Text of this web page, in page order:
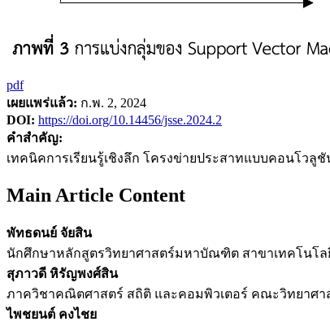
pdf
เผยแพร่แล้ว: ก.พ. 2, 2024
DOI: https://doi.org/10.14456/jsse.2024.2
คำสำคัญ:
เทคนิคการเรียนรู้เชิงลึก โครงข่ายประสาทแบบคอนโว
Main Article Content
พัทธดนย์ จัยสิน
นักศึกษาหลักสูตรวิทยาศาสตร์มหาบัณฑิต สาขาเทคโนโ
สุภาวดี หิรัญพงศ์สิน
ภาควิชาคณิตศาสตร์ สถิติ และคอมพิวเตอร์ คณะวิทยาศ
ไพชยนต์ คงไชย